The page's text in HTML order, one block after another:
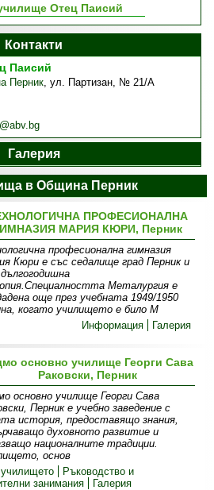
Отец Паисий
Контакти
Паисий
Перник,ул. Партизан, № 21/А
Галерия
в Община Перник
ПРОФЕСИОНАЛНА
МАРИЯ КЮРИ, Перник
професионална гимназия
Кюри е със седалище град Перник и
Металургия е
още през учебната 1949/1950
когато училището е било М
Информация
Галерия
основно училище Георги Сава
Раковски, Перник
основно училище Георги Сава
Перник е учебно заведение с
история, предоставящо знания,
духовното развитие и
националните традиции.
основ
Ръководство и
занимания Галерия